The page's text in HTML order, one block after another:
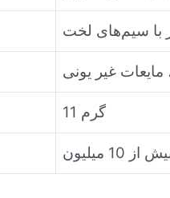
غیر یونی
11 گرم
از 10 میلیون